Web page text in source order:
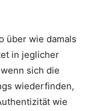
über wie damals
in jeglicher
sich die
wiederfinden,
wie